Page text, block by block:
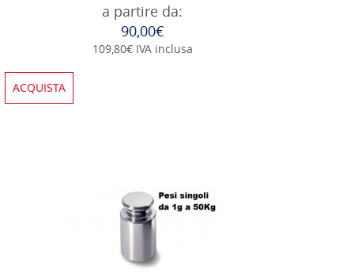
a partire da:
90,00€
109,80€ IVA inclusa
ACQUISTA